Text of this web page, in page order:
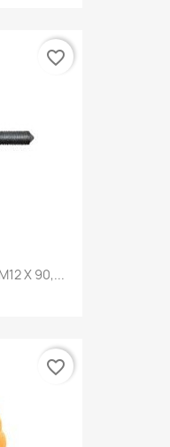
X 90,...
favorite_border
favorite_border